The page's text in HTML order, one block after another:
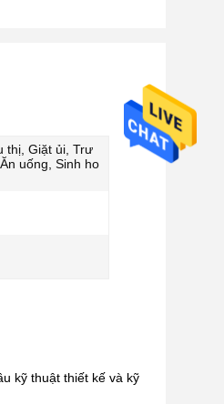
thị, Giặt ủi, Trư
uống, Sinh ho
kỹ thuật thiết kế và kỹ